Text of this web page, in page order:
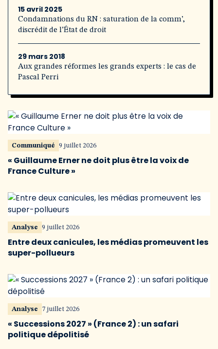
15 avril 2025
Condamnations du RN : saturation de la comm’,
discrédit de l’État de droit
29 mars 2018
Aux grandes réformes les grands experts : le cas de
Pascal Perri
Communiqué 9 juillet 2026
« Guillaume Erner ne doit plus être la voix de
France Culture »
Analyse 9 juillet 2026
Entre deux canicules, les médias promeuvent les
super-pollueurs
Analyse 7 juillet 2026
« Successions 2027 » (France 2) : un safari
politique dépolitisé